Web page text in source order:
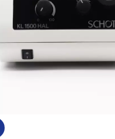
电脑控制
距离遥控
能
示亮度设置、运行模式或错误
（细调、标准调节和粗调）进